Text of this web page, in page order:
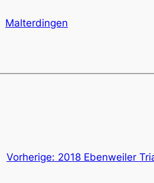
Malterdingen
Vorherige: 2018 Ebenweiler